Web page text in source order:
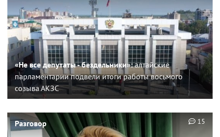
«Не все депутаты - бездельники»:алтайские
парламентарии подвели итоги работы восьмого
созыва АКЗС
Разговор 15